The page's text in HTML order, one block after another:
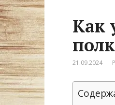
Как
21.09.2024